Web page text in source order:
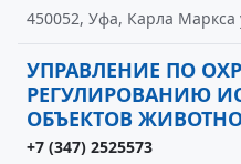
450052, Уфа, Карла Маркса
УПРАВЛЕНИЕ ПО
РЕГУЛИРОВАНИЮ
ОБЪЕКТОВ
+7 (347) 2525573